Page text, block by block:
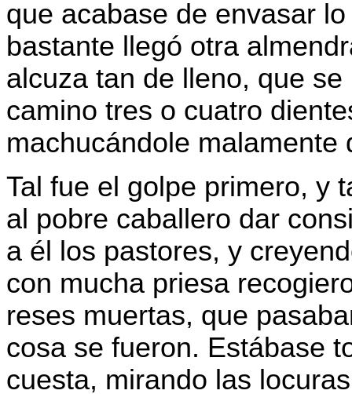
que acabase de envasar
bastante llegó otra
alcuza tan de lleno, que
camino tres o cuatro
machucándole malamente
Tal fue el golpe primero, y
al pobre caballero dar
a él los pastores, y
con mucha priesa
reses muertas, que
cosa se fueron. Estábase
cuesta, mirando las